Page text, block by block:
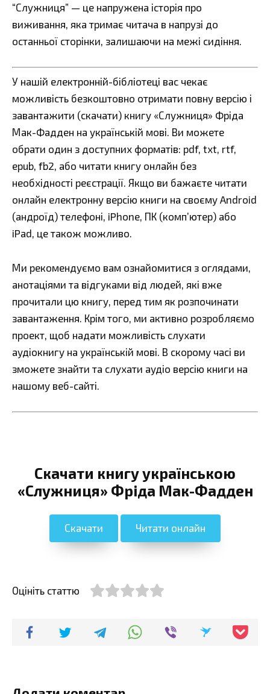
“Служниця” — це напружена історія про
виживання, яка тримає читача в напрузі до
останньої сторінки, залишаючи на межі сидіння.
У нашій електронній-бібліотеці вас чекає
можливість безкоштовно отримати повну версію і
завантажити (скачати) книгу «Служниця» Фріда
Мак-Фадден на українській мові. Ви можете
обрати один з доступних форматів: pdf, txt, rtf,
epub, fb2, або читати книгу онлайн без
необхідності реєстрації. Якщо ви бажаєте читати
онлайн електронну версію книги на своєму Android
(андроїд) телефоні, iPhone, ПК (комп’ютер) або
iPad, це також можливо.
Ми рекомендуємо вам ознайомитися з оглядами,
анотаціями та відгуками від людей, які вже
прочитали цю книгу, перед тим як розпочинати
завантаження. Крім того, ми активно розробляємо
проект, щоб надати можливість слухати
аудіокнигу на українській мові. В скорому часі ви
зможете знайти та слухати аудіо версію книги на
нашому веб-сайті.
Скачати книгу українською
«Служниця» Фріда Мак-Фадден
Скачати Читати онлайн
Оцініть статтю